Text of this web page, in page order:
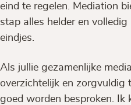
eind te regelen. Mediation
stap alles helder en
eindjes.
Als jullie gezamenlijke
overzichtelijk en zorgvuldig
goed worden besproken. Ik